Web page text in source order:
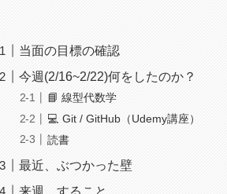
当面の目標の確認
今週(2/16~2/22)何をしたのか？
📘 線型代数学
💻 Git / GitHub（Udemy講座）
読書
最近、ぶつかった壁
来週、すること